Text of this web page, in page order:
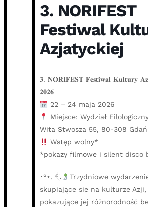
3. NORIFEST
Festiwal
Azjatyckiej
𝟑. 𝐍𝐎𝐑𝐈𝐅𝐄𝐒𝐓 𝐅𝐞𝐬𝐭𝐢𝐰𝐚𝐥 𝐊𝐮𝐥𝐭𝐮𝐫𝐲
𝟐𝟎𝟐𝟔
22 – 24 maja 2026
Miejsce: Wydział
Wita Stwosza 55, 80-308
Wstęp wolny*
*pokazy filmowe i silent disco
･°⋆. 𓏲๋࣭࣪˖
Trzydniowe
skupiające się na kulturze Azji,
pokazujące jej różnorodność